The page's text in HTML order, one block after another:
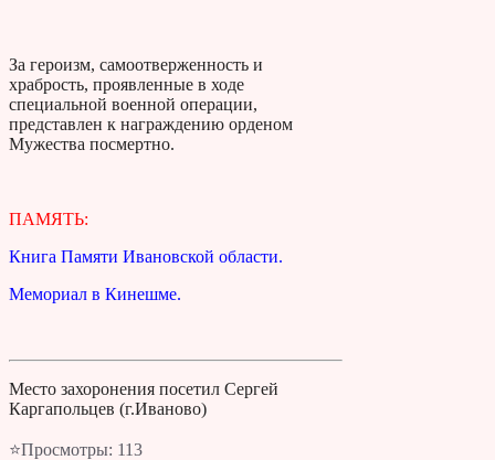
За героизм, самоотверженность и
храбрость, проявленные в ходе
специальной военной операции,
представлен к награждению орденом
Мужества посмертно.
ПАМЯТЬ:
Книга Памяти Ивановской области.
Мемориал в Кинешме.
Место захоронения посетил Сергей
Каргапольцев (г.Иваново)
⭐Просмотры: 113